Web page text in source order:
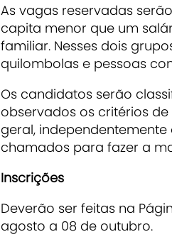
As vagas reservadas
capita menor que um
familiar. Nesses dois
quilombolas e pessoas
Os candidatos serão
observados os critérios
geral,
chamados para fazer a
Inscrições
Deverão ser feitas na
agosto a 08 de outubro.